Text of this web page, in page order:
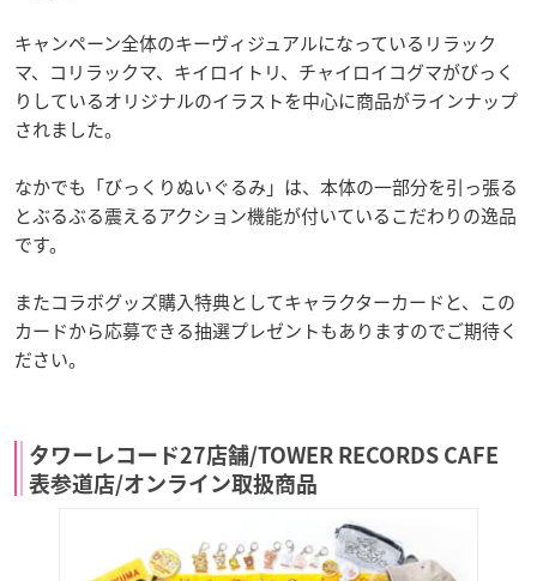
キャンペーン全体のキーヴィジュアルになっているリラック
マ、コリラックマ、キイロイトリ、チャイロイコグマがびっく
りしているオリジナルのイラストを中心に商品がラインナップ
されました。
なかでも「びっくりぬいぐるみ」は、本体の一部分を引っ張る
とぶるぶる震えるアクション機能が付いているこだわりの逸品
です。
またコラボグッズ購入特典としてキャラクターカードと、この
カードから応募できる抽選プレゼントもありますのでご期待く
ださい。
タワーレコード27店舗/TOWER RECORDS CAFE
表参道店/オンライン取扱商品